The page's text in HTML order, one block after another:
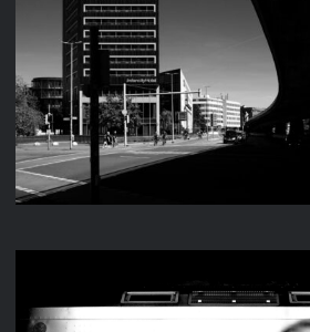
STREET 2025